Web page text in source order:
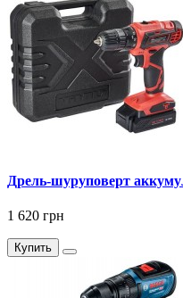
Дрель-шуруповерт
1 620 грн
Купить